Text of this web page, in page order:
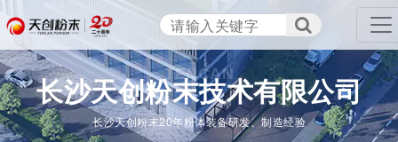
长沙天创粉末技术有限公司
TENCAN
长沙天创粉末20年粉体装备研发、制造经验